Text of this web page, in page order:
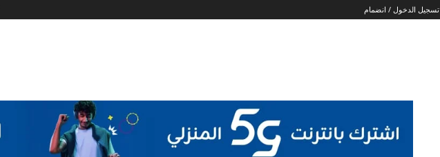
تسجيل الدخول / انضمام